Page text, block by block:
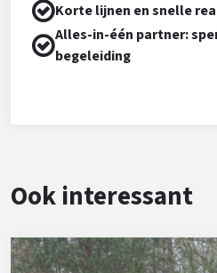
Korte lijnen en snelle
Alles-in-één partner:
begeleiding
Ook interessant